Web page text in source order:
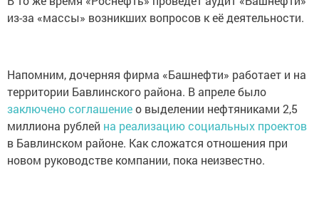
из-за «массы» возникших вопросов к её деятельности.
Напомним, дочерняя фирма «Башнефти» работает и на
территории Бавлинского района. В апреле было
заключено соглашениео выделении нефтяниками 2,5
миллиона рублей на реализацию социальных проектов
в Бавлинском районе. Как сложатся отношения при
новом руководстве компании, пока неизвестно.